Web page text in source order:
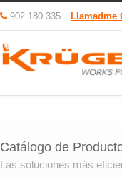
902 180 335 Llamadme
Catálogo de
Las soluciones más